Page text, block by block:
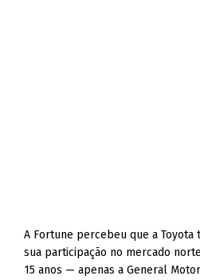
A Fortune percebeu que a Toyota
sua participação no mercado
15 anos — apenas a General